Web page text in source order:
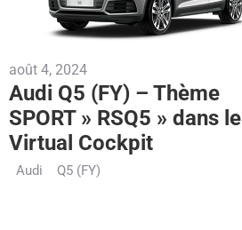
août 4, 2024
Audi Q5 (FY) – Thème
SPORT » RSQ5 » dans le
Virtual Cockpit
Audi Q5 (FY)